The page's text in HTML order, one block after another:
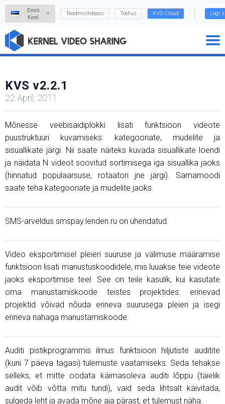
Eesti
Keel
Teadmistebaas Toetus KVS Cloud Logi
KVS v2.2.1
22 April, 2011
Mõnesse veebisaidiplokki lisati funktsioon videote
puustruktuuri kuvamiseks: kategooriate, mudelite ja
sisuallikate järgi. Nii saate näiteks kuvada sisuallikate loendi
ja näidata N videot soovitud sortimisega iga sisuallika jaoks
(hinnatud populaarsuse, rotaatori jne järgi). Samamoodi
saate teha kategooriate ja mudelite jaoks.
SMS-arveldus smspay.lenden.ru on ühendatud.
Video eksportimisel pleieri suuruse ja välimuse määramise
funktsioon lisati manustuskoodidele, mis luuakse teie videote
jaoks eksportimise teel. See on teile kasulik, kui kasutate
oma manustamiskoode teistes projektides: erinevad
projektid võivad nõuda erineva suurusega pleieri ja isegi
erineva nahaga manustamiskoode.
Auditi pistikprogrammis ilmus funktsioon hiljutiste auditite
(kuni 7 päeva tagasi) tulemuste vaatamiseks. Seda tehakse
selleks, et mitte oodata käimasoleva auditi lõppu (täielik
audit võib võtta mitu tundi), vaid seda lihtsalt käivitada,
sulgeda leht ja avada mõne aja pärast, et tulemust näha.